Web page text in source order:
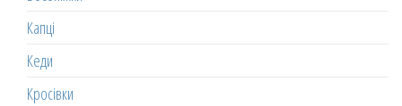
Капці
Кеди
Кросівки